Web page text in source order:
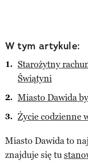
W tym artykule:
Starożytny
Świątyni
Miasto Dawida
Życie codzienne
Miasto Dawida to
znajduje się tu